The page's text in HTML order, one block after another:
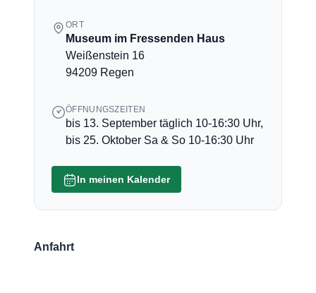
ORT
Museum im Fressenden Haus
Weißenstein 16
94209 Regen
ÖFFNUNGSZEITEN
bis 13. September täglich 10-16:30 Uhr,
bis 25. Oktober Sa & So 10-16:30 Uhr
In meinen Kalender
Anfahrt